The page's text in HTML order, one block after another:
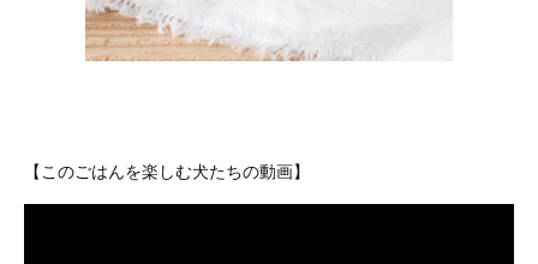
【このごはんを楽しむ犬たちの動画】